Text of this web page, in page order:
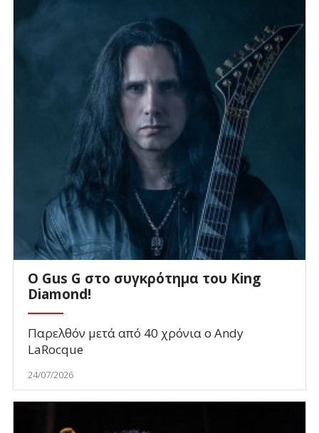
O Gus G στο συγκρότημα του King
Diamond!
Παρελθόν μετά από 40 χρόνια ο Andy
LaRocque
24/07/2026